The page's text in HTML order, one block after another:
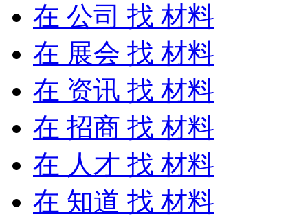
在 公司 找 材料
在 展会 找 材料
在 资讯 找 材料
在 招商 找 材料
在 人才 找 材料
在 知道 找 材料